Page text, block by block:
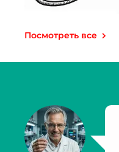
Посмотреть все